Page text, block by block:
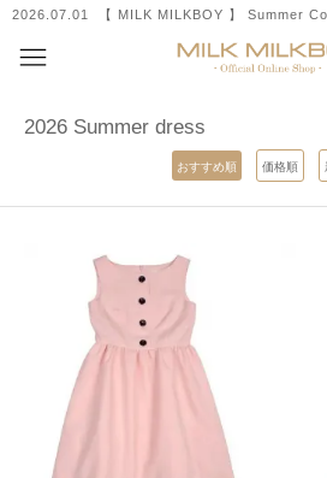
2026.07.01 【 MILK MILKBOY 】 Summer
2026 Summer dress
おすすめ順 価格順